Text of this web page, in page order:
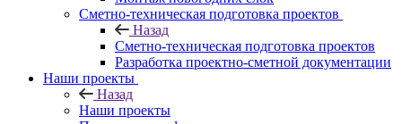
Сметно-техническая подготовка проектов
Назад
Сметно-техническая подготовка проектов
Разработка проектно-сметной документации
Наши проекты
Назад
Наши проекты